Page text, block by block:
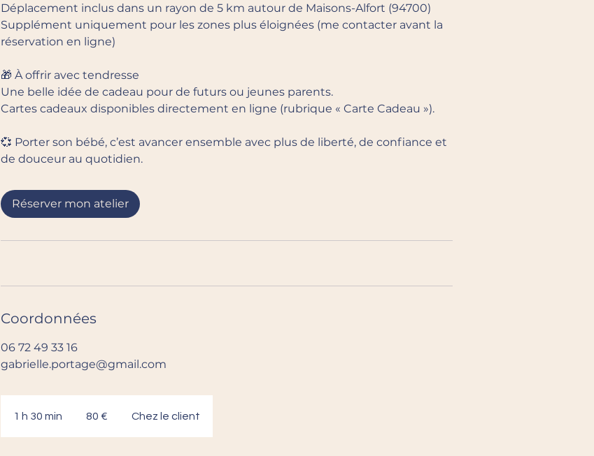
Déplacement inclus dans un rayon de 5 km autour de Maisons-Alfort (94700)
Supplément uniquement pour les zones plus éloignées (me contacter avant la
réservation en ligne)
🎁 À offrir avec tendresse
Une belle idée de cadeau pour de futurs ou jeunes parents.
Cartes cadeaux disponibles directement en ligne (rubrique « Carte Cadeau »).
💞 Porter son bébé, c’est avancer ensemble avec plus de liberté, de confiance et
de douceur au quotidien.
Réserver mon atelier
Coordonnées
06 72 49 33 16
gabrielle.portage@gmail.com
1 h 30 min 80 € Chez le client